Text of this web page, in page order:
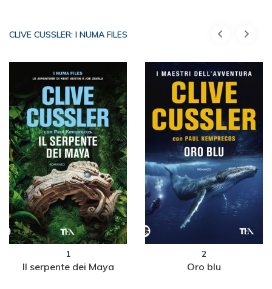
CLIVE CUSSLER: I NUMA FILES
1
Il serpente dei Maya
2
Oro blu